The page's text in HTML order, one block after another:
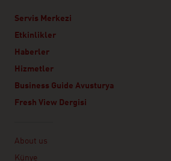
Servis Merkezi
Etkinlikler
Haberler
Hizmetler
Business Guide Avusturya
Fresh View Dergisi
About us
Künye